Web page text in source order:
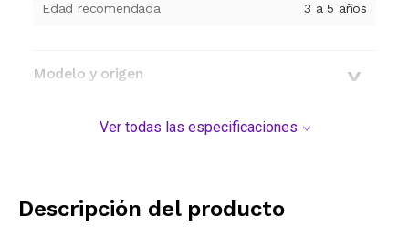
Edad recomendada 3 a 5 años
Modelo y origen
Ver todas las especificaciones
Descripción del producto